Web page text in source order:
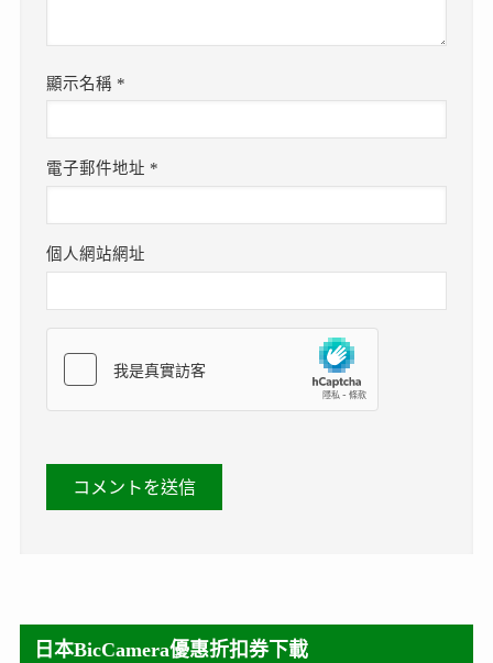
顯示名稱 *
電子郵件地址 *
個人網站網址
日本BicCamera優惠折扣券下載